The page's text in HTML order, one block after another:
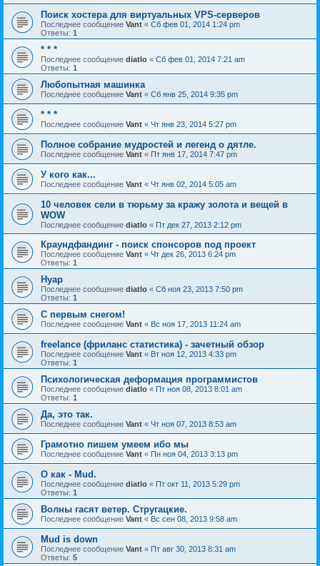
Поиск хостера для виртуальных VPS-серверов
Последнее сообщение Vant « Сб фев 01, 2014 1:24 pm
Ответы: 1
* * *
Последнее сообщение diatlo « Сб фев 01, 2014 7:21 am
Ответы: 1
Любопытная машинка
Последнее сообщение Vant « Сб янв 25, 2014 9:35 pm
* * *
Последнее сообщение Vant « Чт янв 23, 2014 5:27 pm
Полное собрание мудростей и легенд о дятле.
Последнее сообщение Vant « Пт янв 17, 2014 7:47 pm
У кого как...
Последнее сообщение Vant « Чт янв 02, 2014 5:05 am
10 человек сели в тюрьму за кражу золота и вещей в
WOW
Последнее сообщение diatlo « Пт дек 27, 2013 2:12 pm
Краундфандинг - поиск спонсоров под проект
Последнее сообщение Vant « Чт дек 26, 2013 6:24 pm
Ответы: 1
Нуар
Последнее сообщение diatlo « Сб ноя 23, 2013 7:50 pm
Ответы: 1
С первым снегом!
Последнее сообщение Vant « Вс ноя 17, 2013 11:24 am
freelance (фриланс статистика) - зачетный обзор
Последнее сообщение Vant « Вт ноя 12, 2013 4:33 pm
Ответы: 1
Психологическая деформация программистов
Последнее сообщение diatlo « Пт ноя 08, 2013 8:01 am
Ответы: 1
Да, это так.
Последнее сообщение Vant « Чт ноя 07, 2013 8:53 am
Грамотно пишем умеем ибо мы
Последнее сообщение Vant « Пн ноя 04, 2013 3:13 pm
О как - Mud.
Последнее сообщение diatlo « Пт окт 11, 2013 5:29 pm
Ответы: 1
Волны гасят ветер. Стругацкие.
Последнее сообщение Vant « Вс сен 08, 2013 9:58 am
Mud is down
Последнее сообщение Vant « Пт авг 30, 2013 8:31 am
Ответы: 5